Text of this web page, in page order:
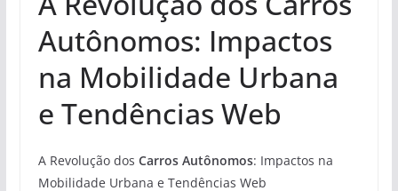
Autônomos: Impactos
na Mobilidade Urbana
e Tendências Web
A Revolução dos Carros Autônomos: Impactos na
Mobilidade Urbana e Tendências Web